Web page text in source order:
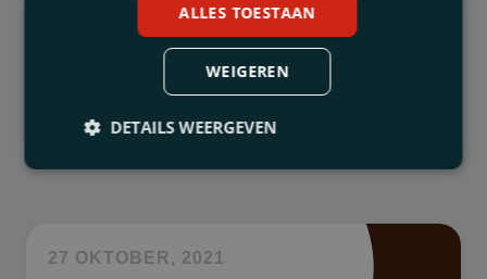
16 NOVEMBER, 2021
Van uitstel komt geen afstel
27 OKTOBER, 2021
ALLES TOESTAAN
WEIGEREN
DETAILS WEERGEVEN